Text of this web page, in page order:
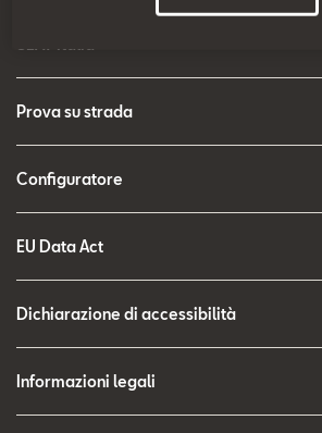
Configuratore
Prova su strada
Configuratore
EU Data Act
Dichiarazione di accessibilità
Informazioni legali